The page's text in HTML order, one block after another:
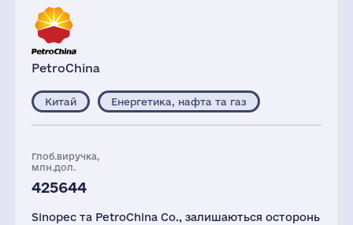
PetroChina
Китай Енергетика, нафта та газ
Глоб.виручка,
млн.дол.
425644
Sinopec та PetroChina Co., залишаються осторонь